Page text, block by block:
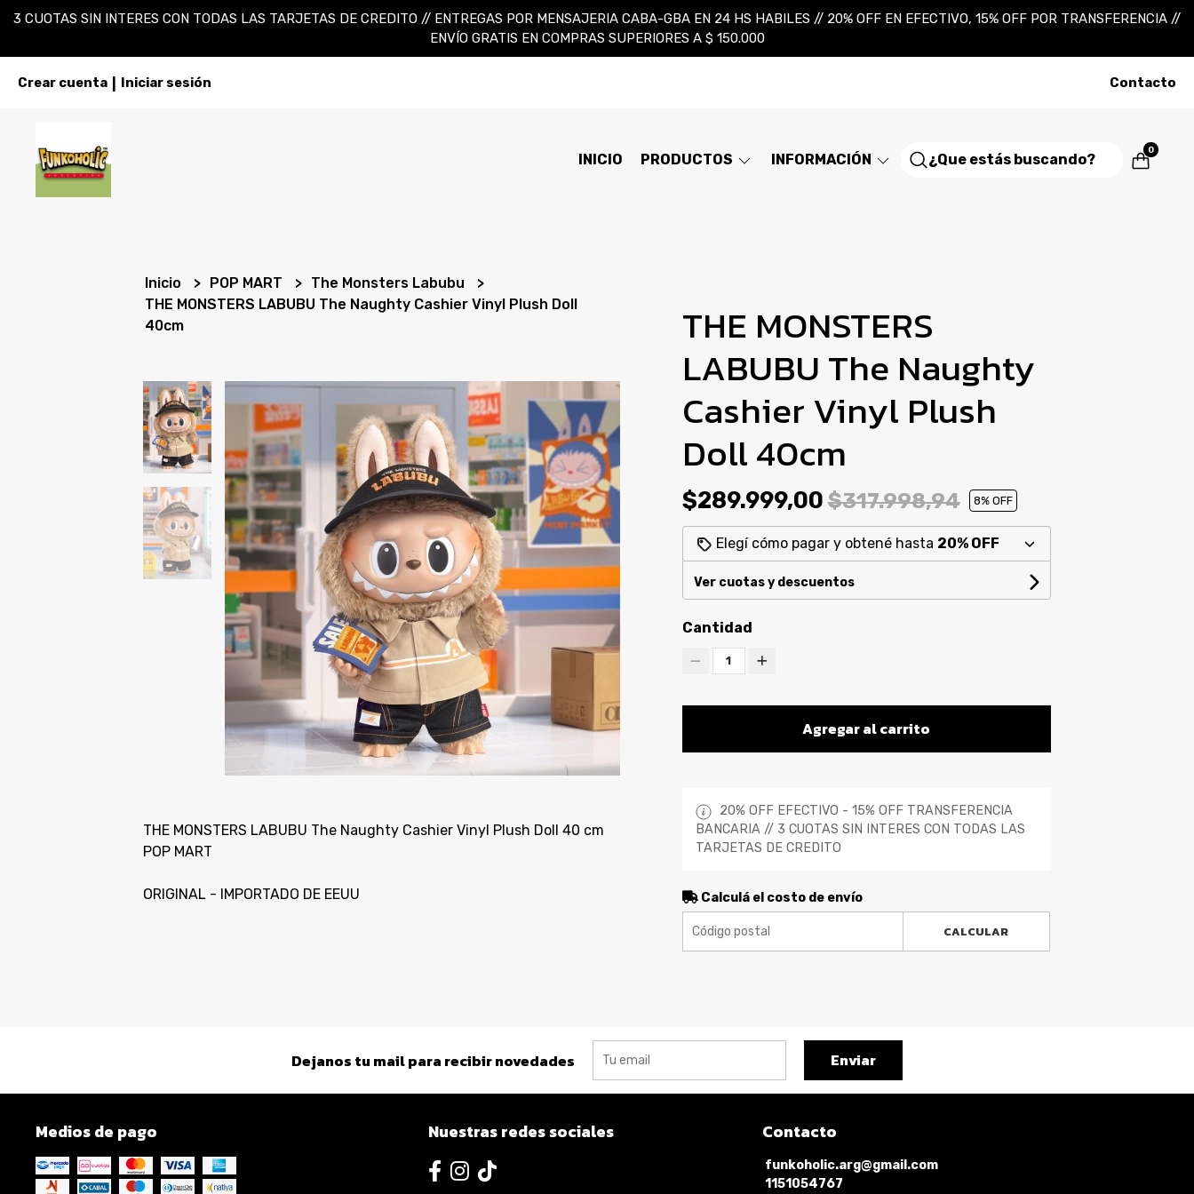
3 CUOTAS SIN INTERES CON TODAS LAS TARJETAS DE CREDITO // ENTREGAS POR MENSAJERIA CABA-GBA EN 24 HS HABILES // 20% OFF EN EFECTIVO, 15% OFF POR TRANSFERENCIA //
ENVÍO GRATIS EN COMPRAS SUPERIORES A $ 150.000
Crear cuenta Iniciar sesión Contacto
INICIO PRODUCTOS INFORMACIÓN
0
Inicio POP MART
The Monsters Labubu
THE MONSTERS LABUBU The Naughty Cashier Vinyl Plush Doll
40cm
THE MONSTERS LABUBU The Naughty Cashier Vinyl Plush Doll 40 cm
POP MART
ORIGINAL - IMPORTADO DE EEUU
THE MONSTERS
LABUBU The Naughty
Cashier Vinyl Plush
Doll 40cm
$289.999,00$317.998,94 8% OFF
Elegí cómo pagar y obtené hasta 20% OFF
Ver cuotas y descuentos
Cantidad
1
Agregar al carrito
20% OFF EFECTIVO - 15% OFF TRANSFERENCIA
BANCARIA // 3 CUOTAS SIN INTERES CON TODAS LAS
TARJETAS DE CREDITO
Calculá el costo de envío
CALCULAR
Dejanos tu mail para recibir novedades Enviar
Medios de pago Nuestras redes sociales Contacto
funkoholic.arg@gmail.com
1151054767